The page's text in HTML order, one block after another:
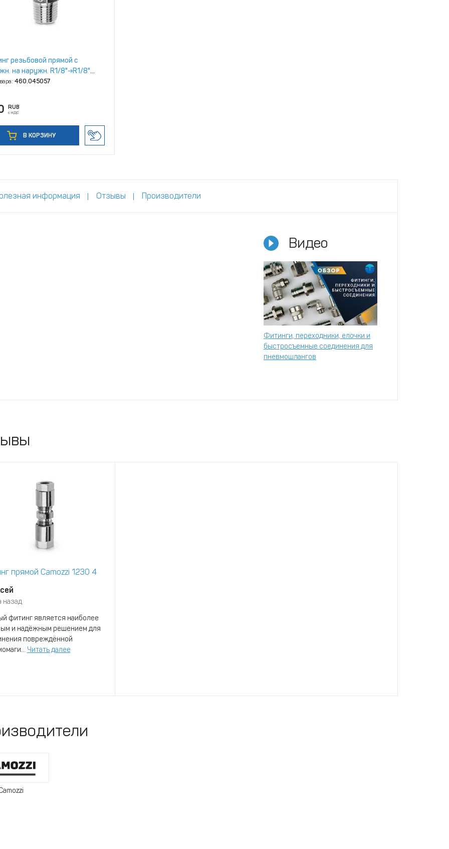
резьбовой прямой с
на наружн. R1/8"→R1/8"
Camozzi 2500 1/8
460.045057
RUB
с НДС
В КОРЗИНУ
информация Отзывы Производители
Видео
Фитинги, переходники, елочки и
быстросъемные соединения для
пневмошлангов
прямой Camozzi 1230 4
назад
фитинг является наиболее
и надёжным решением для
повреждённой
Читать далее